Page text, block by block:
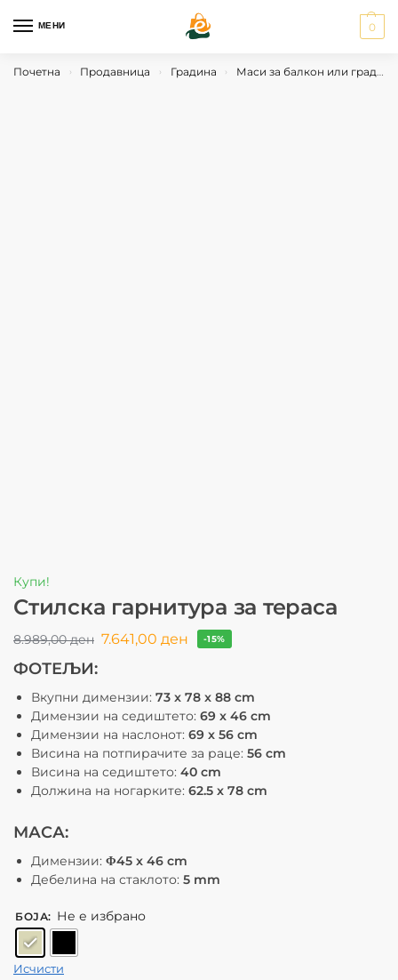
МЕНИ 0
Почетна › Продавница › Градина › Маси за балкон или градина
Купи!
Стилска гарнитура за тераса
8.989,00ден 7.641,00 ден -15%
ФОТЕЉИ:
Вкупни димензии: 73 x 78 x 88 cm
Димензии на седиштето: 69 x 46 cm
Димензии на наслонот: 69 x 56 cm
Висина на потпирачите за раце: 56 cm
Висина на седиштето: 40 cm
Должина на ногарките: 62.5 x 78 cm
МАСА:
Димензии: Φ45 x 46 cm
Дебелина на стаклото: 5 mm
БОЈА: Не е избрано
Исчисти